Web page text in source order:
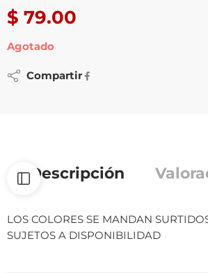
$ 79.00
Agotado
Compartir
Descripción
LOS COLORES SE MANDAN
SUJETOS A DISPONIBILIDAD